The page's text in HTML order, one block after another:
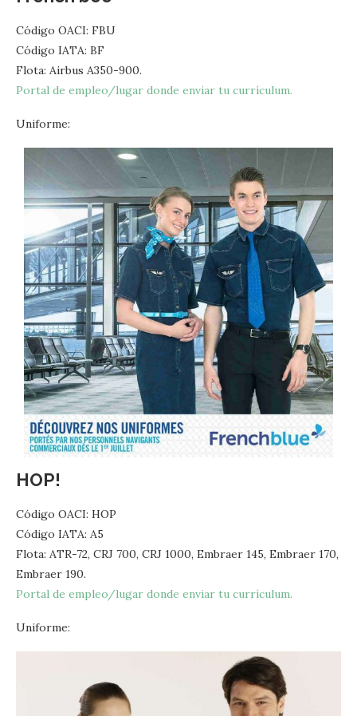
Código OACI: FBU
Código IATA: BF
Flota: Airbus A350-900.
Portal de empleo/lugar donde enviar tu currículum.
Uniforme:
HOP!
Código OACI: HOP
Código IATA: A5
Flota: ATR-72, CRJ 700, CRJ 1000, Embraer 145, Embraer 170,
Embraer 190.
Portal de empleo/lugar donde enviar tu currículum.
Uniforme: